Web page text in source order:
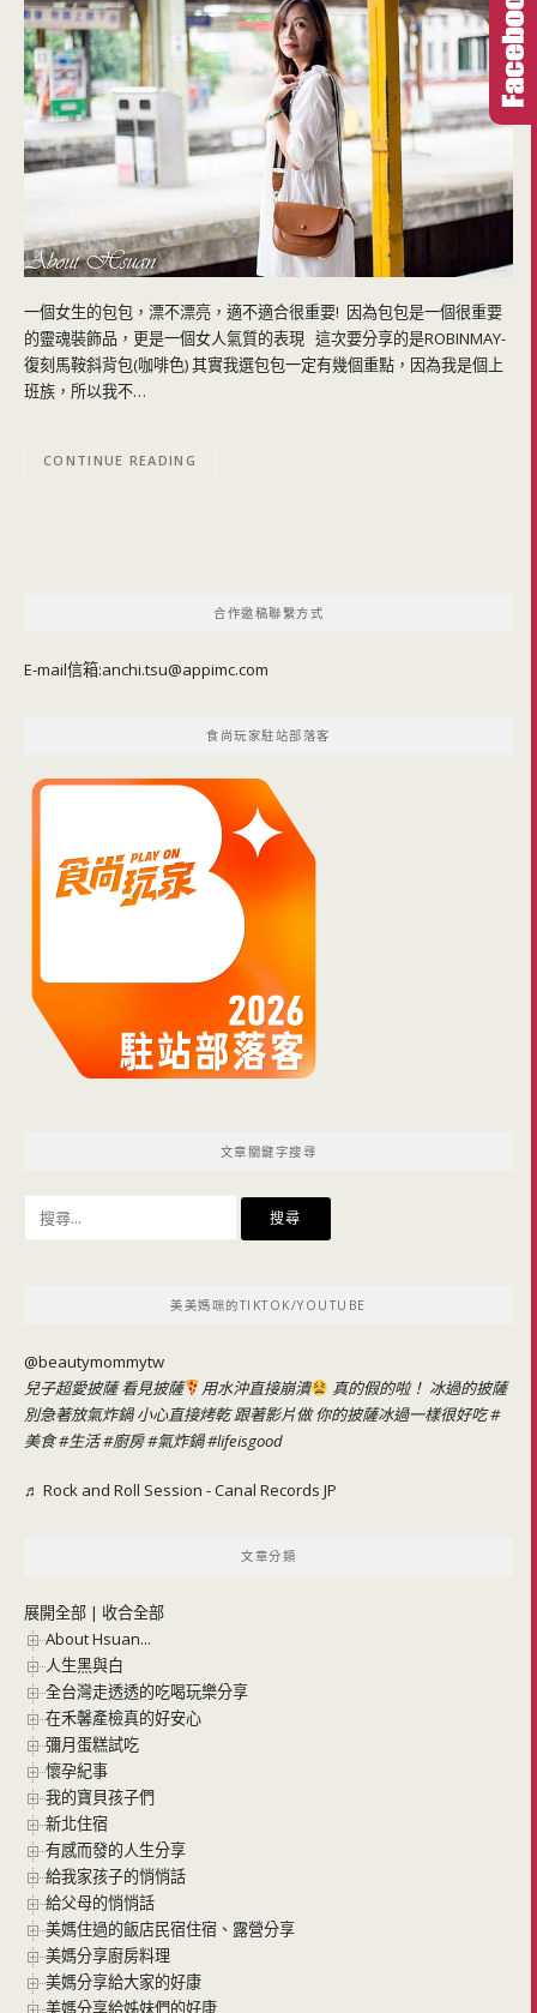
一個女生的包包，漂不漂亮，適不適合很重要! 因為包包是一個很重要
的靈魂裝飾品，更是一個女人氣質的表現 這次要分享的是ROBINMAY-
復刻馬鞍斜背包(咖啡色) 其實我選包包一定有幾個重點，因為我是個上
班族，所以我不…
CONTINUE READING
合作邀稿聯繫方式
E-mail信箱:anchi.tsu@appimc.com
食尚玩家駐站部落客
文章關鍵字搜尋
美美媽咪的TIKTOK/YOUTUBE
@beautymommytw
兒子超愛披薩 看見披薩
用水沖直接崩潰
真的假的啦！ 冰過的披薩
別急著放氣炸鍋 小心直接烤乾 跟著影片做 你的披薩冰過一樣很好吃#
美食#生活#廚房#氣炸鍋#lifeisgood
♬ Rock and Roll Session - Canal Records JP
文章分類
展開全部 | 收合全部
About Hsuan...
人生黑與白
全台灣走透透的吃喝玩樂分享
在禾馨產檢真的好安心
彌月蛋糕試吃
懷孕紀事
我的寶貝孩子們
新北住宿
有感而發的人生分享
給我家孩子的悄悄話
給父母的悄悄話
美媽住過的飯店民宿住宿、露營分享
美媽分享廚房料理
美媽分享給大家的好康
美媽分享給姊妹們的好康